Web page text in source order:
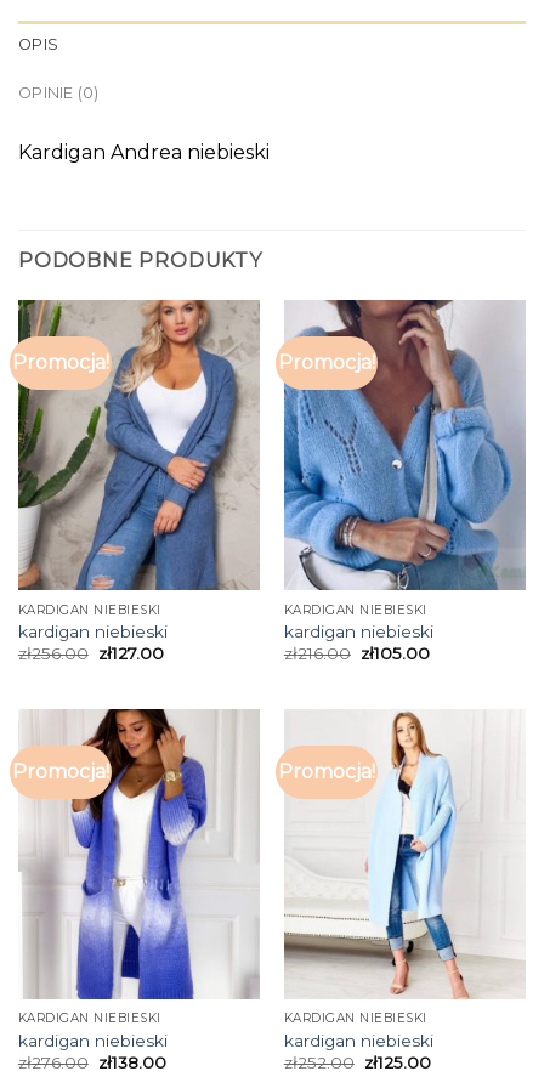
OPIS
OPINIE (0)
Kardigan Andrea niebieski
PODOBNE PRODUKTY
Promocja!
KARDIGAN NIEBIESKI
kardigan niebieski
zł256.00 zł127.00
Promocja!
KARDIGAN NIEBIESKI
kardigan niebieski
zł216.00 zł105.00
Promocja!
KARDIGAN NIEBIESKI
kardigan niebieski
zł276.00 zł138.00
Promocja!
KARDIGAN NIEBIESKI
kardigan niebieski
zł252.00 zł125.00